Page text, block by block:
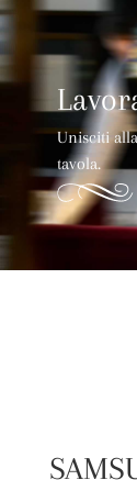
Unisciti
tavola.